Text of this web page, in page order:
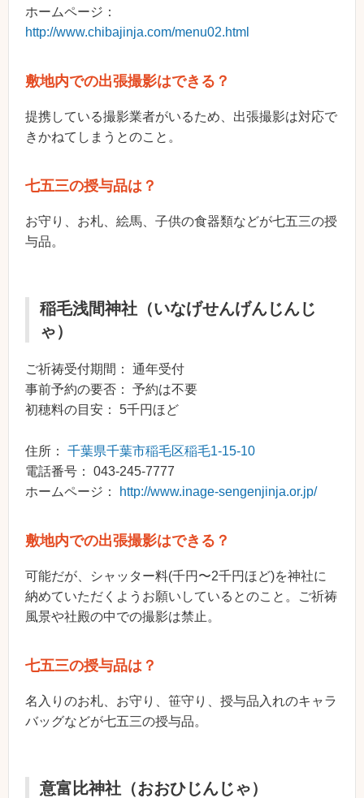
ホームページ：
http://www.chibajinja.com/menu02.html
敷地内での出張撮影はできる？
提携している撮影業者がいるため、出張撮影は対応で
きかねてしまうとのこと。
七五三の授与品は？
お守り、お札、絵馬、子供の食器類などが七五三の授
与品。
稲毛浅間神社（いなげせんげんじんじ
ゃ）
ご祈祷受付期間： 通年受付
事前予約の要否： 予約は不要
初穂料の目安： 5千円ほど
住所： 千葉県千葉市稲毛区稲毛1-15-10
電話番号： 043-245-7777
ホームページ：
http://www.inage-sengenjinja.or.jp/
敷地内での出張撮影はできる？
可能だが、シャッター料(千円〜2千円ほど)を神社に
納めていただくようお願いしているとのこと。ご祈祷
風景や社殿の中での撮影は禁止。
七五三の授与品は？
名入りのお札、お守り、笹守り、授与品入れのキャラ
バッグなどが七五三の授与品。
意富比神社（おおひじんじゃ）